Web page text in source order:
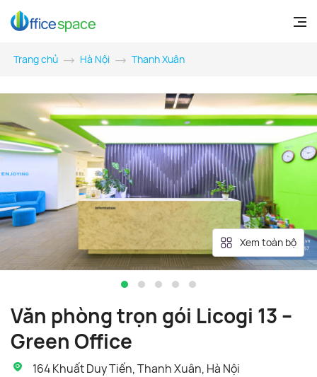
Trang chủ Hà Nội Thanh Xuân
Xem toàn bộ
Văn phòng trọn gói Licogi 13 –
Green Office
164 Khuất Duy Tiến, Thanh Xuân, Hà Nội